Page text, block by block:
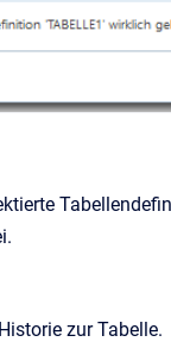
zur Tabelle.